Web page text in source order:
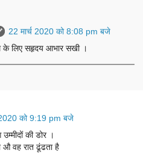
22 मार्च 2020 को 8:08 pm बजे
के लिए सहृदय आभार सखी ।
2020 को 9:19 pm बजे
की डोर ।
औ वह रात ढूंढता है